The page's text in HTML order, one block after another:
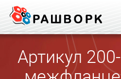
Артикул